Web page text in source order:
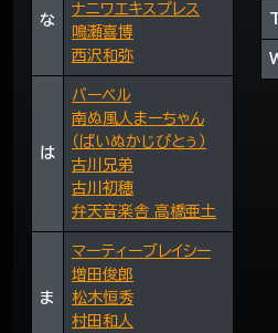
な
ナニワエキスプレス
鳴瀬喜博
西沢和弥
は
バーベル
南ぬ風人まーちゃん
（ぱいぬかじぴとぅ）
古川兄弟
古川初穂
弁天音楽舎 高橋亜土
ま
マーティーブレイシー
増田俊郎
松木恒秀
村田和人